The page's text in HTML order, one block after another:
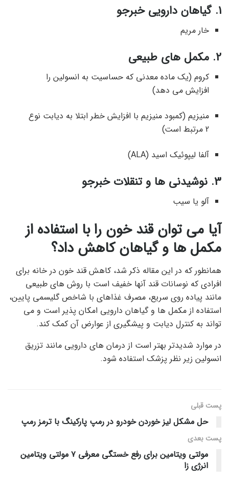
1. گیاهان دارویی خبرجو
خار مریم
2. مکمل های طبیعی
کروم (یک ماده معدنی که حساسیت به انسولین را
افزایش می دهد)
منیزیم (کمبود منیزیم با افزایش خطر ابتلا به دیابت نوع
2 مرتبط است)
آلفا لیپوئیک اسید (ALA)
3. نوشیدنی ها و تنقلات خبرجو
آلو یا سیب
آیا می توان قند خون را با استفاده از
مکمل ها و گیاهان کاهش داد؟
همانطور که در این مقاله ذکر شد، کاهش قند خون در خانه برای
افرادی که نوسانات قند آنها خفیف است با روش های طبیعی
مانند پیاده روی سریع، مصرف غذاهای با شاخص گلیسمی پایین،
استفاده از مکمل ها و گیاهان دارویی امکان پذیر است و می
تواند به کنترل دیابت و پیشگیری از عوارض آن کمک کند.
در موارد شدیدتر بهتر است از درمان های دارویی مانند تزریق
انسولین زیر نظر پزشک استفاده شود.
پست قبلی
حل مشکل لیز خوردن خودرو در رمپ پارکینگ با ترمز رمپ
پست‌ بعدی
مولتی ویتامین برای رفع خستگی معرفی ۷ مولتی ویتامین
انرژی زا